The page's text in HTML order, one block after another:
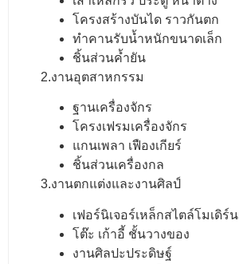
โครงสร้างบันได ราวกันตก
ทำคานรับน้ำหนักขนาดเล็ก
ชิ้นส่วนค้ำยัน
2.งานอุตสาหกรรม
ฐานเครื่องจักร
โครงเฟรมเครื่องจักร
แกนเพลา เฟืองเกียร์
ชิ้นส่วนเครื่องกล
3.งานตกแต่งและงานศิลป์
เฟอร์นิเจอร์เหล็กสไตล์โมเดิร์น
โต๊ะ เก้าอี้ ชั้นวางของ
งานศิลปะประดิษฐ์